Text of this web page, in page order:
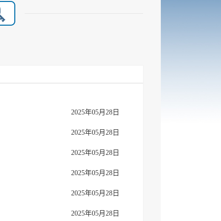
2025年05月28日
2025年05月28日
2025年05月28日
2025年05月28日
2025年05月28日
2025年05月28日